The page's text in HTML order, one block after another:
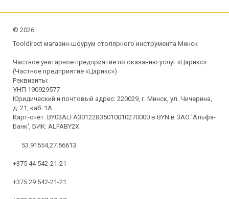
© 2026
Tooldirect магазин-шоурум столярного инструмента Минск
Частное унитарное предприятие по оказанию услуг «Царикс»
(Частное предприятие «Царикс»)
Реквизиты:
УНП 190929577
Юридический и почтовый адрес: 220029, г. Минск, ул. Чичерина,
д. 21, каб. 1А
Карт-счет: BY03ALFA30122B35010010270000 в BYN в ЗАО 'Альфа-
Банк', БИК: ALFABY2X
53.91554,27.56613
+375 44 542-21-21
+375 29 542-21-21